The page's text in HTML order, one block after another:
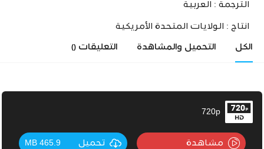
الترجمة : العربية
انتاج : الولايات المتحدة الأمريكية
الكل التحميل والمشاهدة التعليقات ()
720p
مشاهدة تحميل 465.9 MB